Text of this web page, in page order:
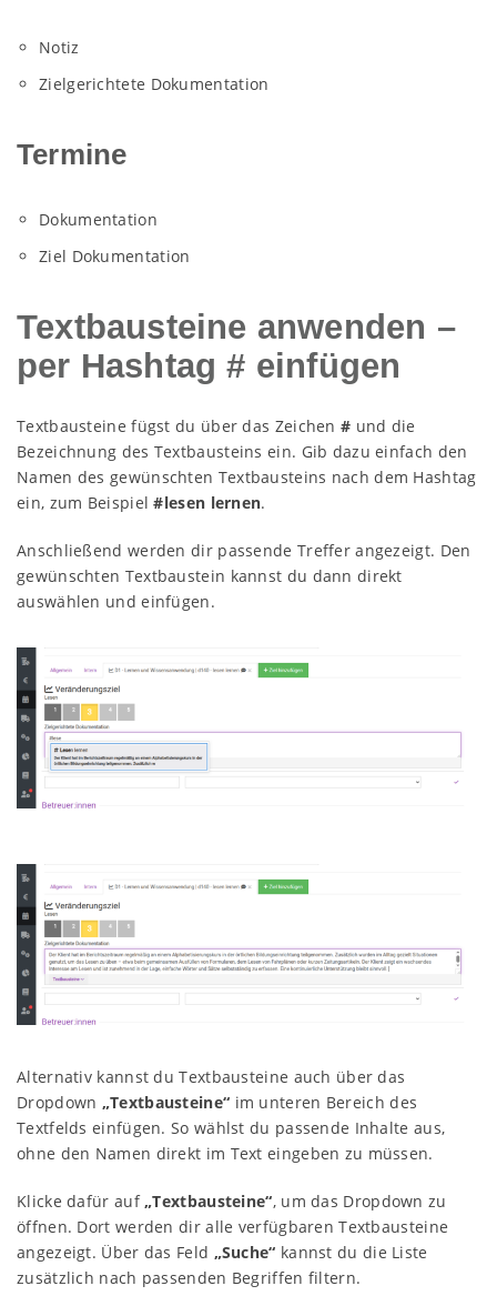
Notiz
Zielgerichtete Dokumentation
Termine
Dokumentation
Ziel Dokumentation
Textbausteine anwenden –
per Hashtag # einfügen
Textbausteine fügst du über das Zeichen # und die
Bezeichnung des Textbausteins ein. Gib dazu einfach den
Namen des gewünschten Textbausteins nach dem Hashtag
ein, zum Beispiel#lesen lernen.
Anschließend werden dir passende Treffer angezeigt. Den
gewünschten Textbaustein kannst du dann direkt
auswählen und einfügen.
Alternativ kannst du Textbausteine auch über das
Dropdown „Textbausteine“ im unteren Bereich des
Textfelds einfügen. So wählst du passende Inhalte aus,
ohne den Namen direkt im Text eingeben zu müssen.
Klicke dafür auf„Textbausteine“, um das Dropdown zu
öffnen. Dort werden dir alle verfügbaren Textbausteine
angezeigt. Über das Feld „Suche“ kannst du die Liste
zusätzlich nach passenden Begriffen filtern.